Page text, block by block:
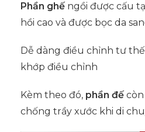
Phần ghế ngồi được cấu
hồi cao và được bọc da
Dễ dàng điều chỉnh tư
khớp điều chỉnh
Kèm theo đó, phần đế
chống trầy xước khi di